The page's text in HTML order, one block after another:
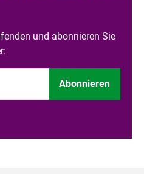
und abonnieren Sie
Abonnieren